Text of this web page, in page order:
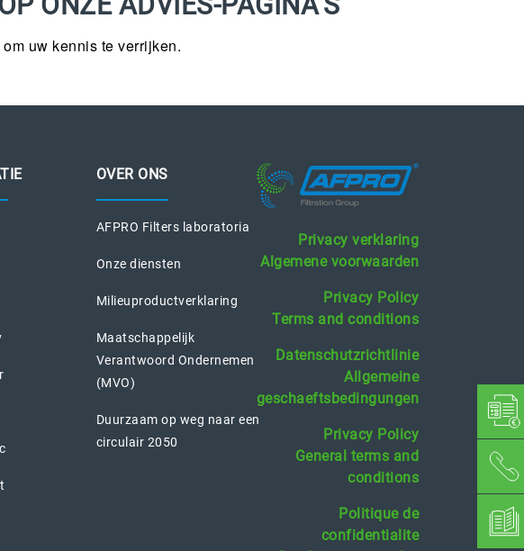
uw kennis te verrijken.
OVER ONS
AFPRO Filters laboratoria
Onze diensten
Milieuproductverklaring
Maatschappelijk
Verantwoord Ondernemen
(MVO)
Duurzaam op weg naar een
circulair 2050
Privacy verklaring
Algemene voorwaarden
Privacy Policy
Terms and conditions
Datenschutzrichtlinie
Allgemeine
geschaeftsbedingungen
Privacy Policy
General terms and
conditions
Politique de
confidentialite